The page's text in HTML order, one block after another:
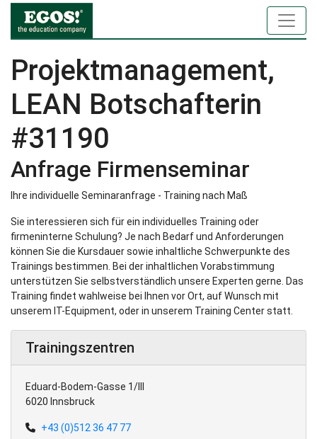
Projektmanagement,
LEAN Botschafterin
#31190
Anfrage Firmenseminar
Ihre individuelle Seminaranfrage - Training nach Maß
Sie interessieren sich für ein individuelles Training oder
firmeninterne Schulung? Je nach Bedarf und Anforderungen
können Sie die Kursdauer sowie inhaltliche Schwerpunkte des
Trainings bestimmen. Bei der inhaltlichen Vorabstimmung
unterstützen Sie selbstverständlich unsere Experten gerne. Das
Training findet wahlweise bei Ihnen vor Ort, auf Wunsch mit
unserem IT-Equipment, oder in unserem Training Center statt.
Trainingszentren
Eduard-Bodem-Gasse 1/III
6020 Innsbruck
+43 (0)512 36 47 77